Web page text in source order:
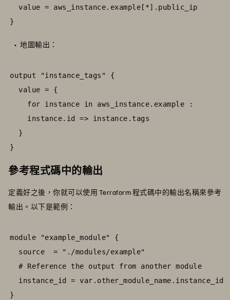
value = aws_instance.example[*].public_ip
}
地圖輸出：
output "instance_tags" {
value = {
for instance in aws_instance.example :
instance.id => instance.tags
}
}
參考程式碼中的輸出
定義好之後，你就可以使用 Terraform 程式碼中的輸出名稱來參考
輸出。以下是範例：
module "example_module" {
source  = "./modules/example"
# Reference the output from another module
instance_id = var.other_module_name.instance_id
}